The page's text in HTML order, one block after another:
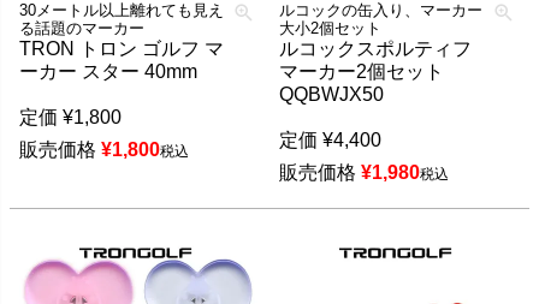
30メートル以上離れても見え
る話題のマーカー
TRON トロン ゴルフ マ
ーカー スター 40mm
定価 ¥1,800
販売価格 ¥1,800税込
ルコックの缶入り、マーカー
大小2個セット
ルコックスポルティフ
マーカー2個セット
QQBWJX50
定価 ¥4,400
販売価格 ¥1,980税込